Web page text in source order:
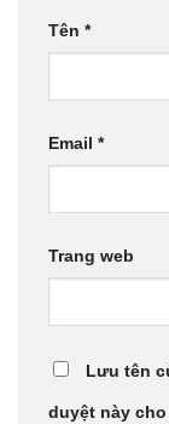
Tên *
Email *
Trang web
Lưu tên
duyệt này